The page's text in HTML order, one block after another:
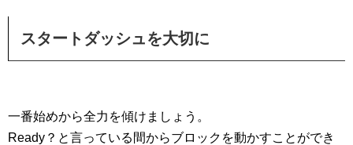
スタートダッシュを大切に
一番始めから全力を傾けましょう。
Ready？と言っている間からブロックを動かすことができ